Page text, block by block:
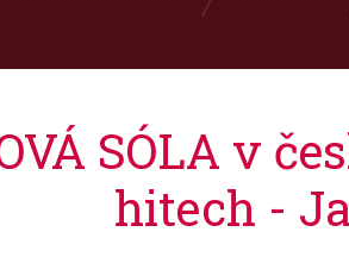
SÓLA v
hitech -